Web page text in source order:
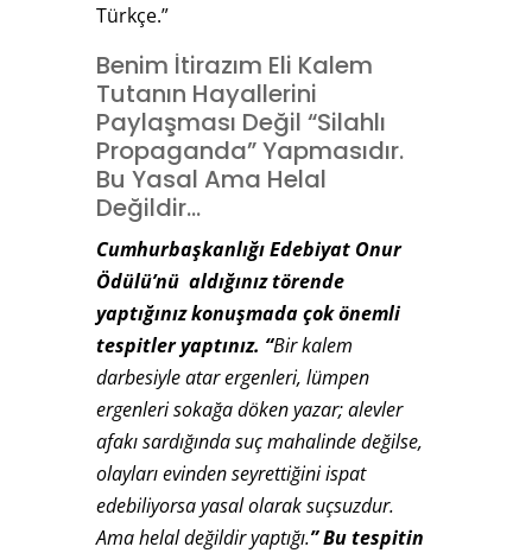
Türkçe.”
Benim İtirazım Eli Kalem
Tutanın Hayallerini
Paylaşması Değil “Silahlı
Propaganda” Yapmasıdır.
Bu Yasal Ama Helal
Değildir…
Cumhurbaşkanlığı Edebiyat Onur
Ödülü’nü aldığınız törende
yaptığınız konuşmada çok önemli
tespitler yaptınız. “Bir kalem
darbesiyle atar ergenleri, lümpen
ergenleri sokağa döken yazar; alevler
afakı sardığında suç mahalinde değilse,
olayları evinden seyrettiğini ispat
edebiliyorsa yasal olarak suçsuzdur.
Ama helal değildir yaptığı.” Bu tespitin